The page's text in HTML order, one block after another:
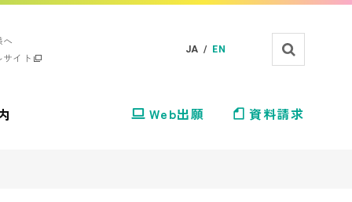
イト
JA / EN
Web出願 資料請求